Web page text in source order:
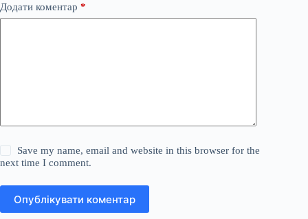
Додати коментар *
Save my name, email and website in this browser for the
next time I comment.
Опублікувати коментар